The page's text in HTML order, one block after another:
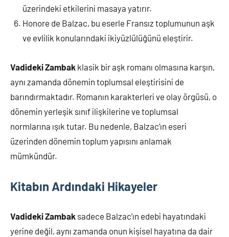
üzerindeki etkilerini masaya yatırır.
Honore de Balzac, bu eserle Fransız toplumunun aşk
ve evlilik konularındaki ikiyüzlülüğünü eleştirir.
Vadideki Zambak klasik bir aşk romanı olmasına karşın,
aynı zamanda dönemin toplumsal eleştirisini de
barındırmaktadır. Romanın karakterleri ve olay örgüsü, o
dönemin yerleşik sınıf ilişkilerine ve toplumsal
normlarına ışık tutar. Bu nedenle, Balzac’ın eseri
üzerinden dönemin toplum yapısını anlamak
mümkündür.
Kitabın Ardındaki Hikayeler
Vadideki Zambak sadece Balzac’ın edebi hayatındaki
yerine değil, aynı zamanda onun kişisel hayatına da dair